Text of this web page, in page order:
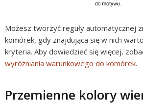
Możesz tworzyć reguły automatycznej
komórek, gdy znajdująca się w nich
kryteria. Aby dowiedzieć się więcej,
wyróżniania warunkowego do komórek.
Przemienne kolory